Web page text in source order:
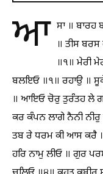
ਆ ਸਾ ॥ ਬਾਰਹ
॥ ਤੀਸ ਬਰਸ
॥੧॥ ਮੇਰੀ
ਬਲਇਓ ॥੧॥ ਰਹਾਉ ॥ ਸੂਕੇ
॥ ਆਇਓ ਚੋਰੁ ਤੁਰੰਤਹ ਲੇ
ਕਰ ਕੰਪਨ ਲਾਗੇ ਨੈਨੀ ਨੀਰੁ
ਤਬ ਰੇ ਧਰਮ ਕੀ ਆਸ ਕਰੈ
ਹਰਿ ਨਾਮੁ ਲੀਓ ॥ ਗੁਰ